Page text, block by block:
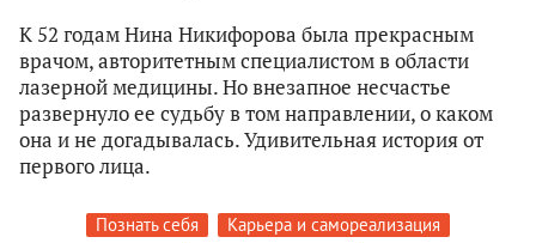
К 52 годам Нина Никифорова была прекрасным
врачом, авторитетным специалистом в области
лазерной медицины. Но внезапное несчастье
развернуло ее судьбу в том направлении, о каком
она и не догадывалась. Удивительная история от
первого лица.
Познать себя
Карьера и самореализация